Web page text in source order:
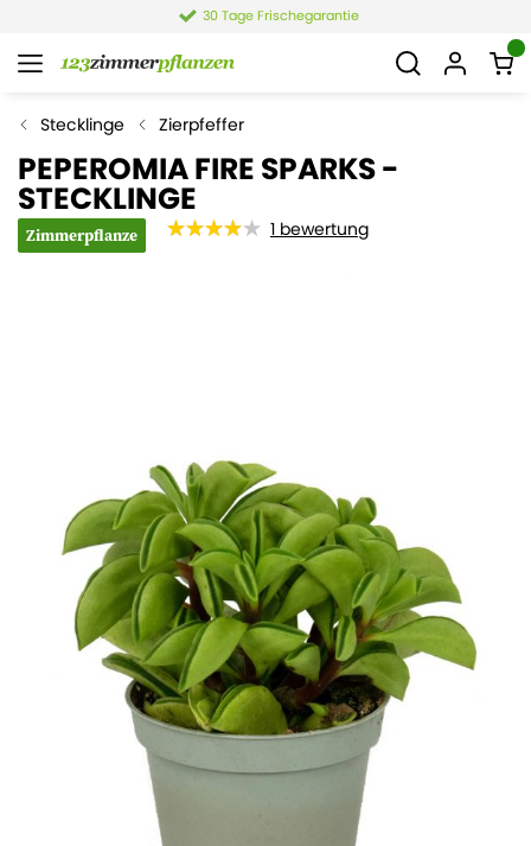
30 Tage Frischegarantie
Stecklinge Zierpfeffer
PEPEROMIA FIRE SPARKS -
STECKLINGE
Zimmerpflanze 1 bewertung